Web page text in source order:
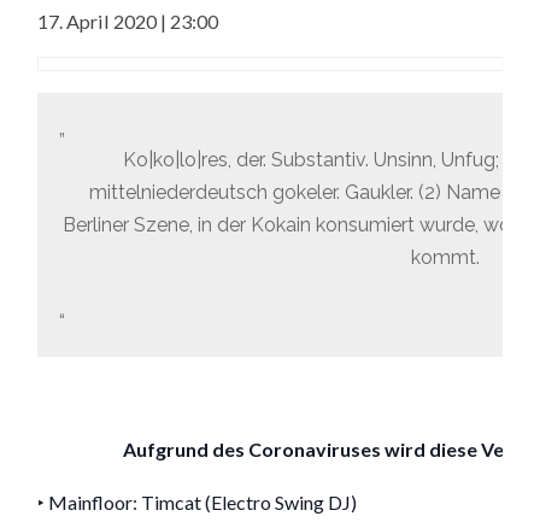
17. April 2020 | 23:00
Ko|ko|lo|res, der. Substantiv. Unsinn, Unfug;
mittelniederdeutsch gokeler. Gaukler. (2) Name
Berliner Szene, in der Kokain konsumiert wurde, wo
kommt.
Aufgrund des Coronaviruses wird diese
‣ Mainfloor: Timcat(Electro Swing DJ)